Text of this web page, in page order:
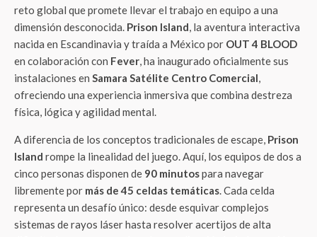
reto global que promete llevar el trabajo en equipo a una
dimensión desconocida. Prison Island, la aventura interactiva
nacida en Escandinavia y traída a México por OUT 4 BLOOD
en colaboración con Fever, ha inaugurado oficialmente sus
instalaciones en Samara Satélite Centro Comercial,
ofreciendo una experiencia inmersiva que combina destreza
física, lógica y agilidad mental.
A diferencia de los conceptos tradicionales de escape, Prison
Island rompe la linealidad del juego. Aquí, los equipos de dos a
cinco personas disponen de 90 minutospara navegar
libremente por más de 45 celdas temáticas. Cada celda
representa un desafío único: desde esquivar complejos
sistemas de rayos láser hasta resolver acertijos de alta